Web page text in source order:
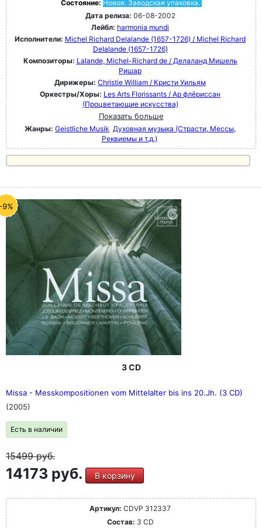
Состояние: Новое. Заводская упаковка.
Дата релиза: 06-08-2002
Лейбл: harmonia mundi
Исполнители: Michel Richard Delalande (1657-1726) / Michel Richard
Delalande (1657-1726)
Композиторы: Lalande, Michel-Richard de / Делаланд Мишель
Ришар
Дирижеры: Christie William / Кристи Уильям
Оркестры/Хоры: Les Arts Florissants / Ар флёриссан
(Процветающие искусства)
Показать больше
Жанры: Geistliche Musik Духовная музыка (Страсти, Мессы,
Реквиемы и т.д.)
9%
3 CD
Missa - Messkompositionen vom Mittelalter bis ins 20.Jh. (3 CD)
(2005)
Есть в наличии
15499руб.
14173 руб. В корзину
Артикул: CDVP 312337
Состав: 3 CD